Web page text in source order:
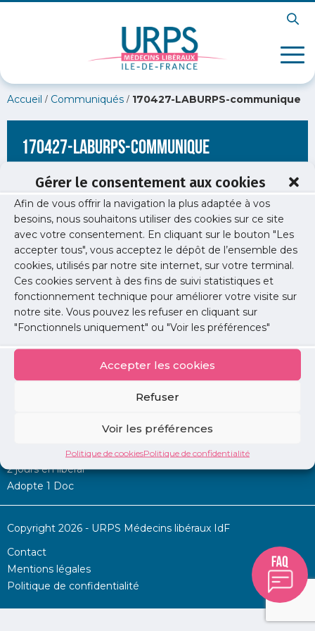
Gérer le consentement aux cookies
Afin de vous offrir la navigation la plus adaptée à vos
besoins, nous souhaitons utiliser des cookies sur ce site
avec votre consentement. En cliquant sur le bouton "Les
accepter tous", vous acceptez le dépôt de l’ensemble des
cookies, utilisés par notre site internet, sur votre terminal.
Ces cookies servent à des fins de suivi statistiques et
fonctionnement technique pour améliorer votre visite sur
notre site. Vous pouvez les refuser en cliquant sur
"Fonctionnels uniquement" ou "Voir les préférences"
Accepter les cookies
Refuser
Voir les préférences
Politique de cookiesPolitique de confidentialité
Accueil / Communiqués / 170427-LABURPS-communique
170427-LABURPS-communique
Permanence d’aide à l’installation
2 jours en libéral
Adopte 1 Doc
Copyright 2026 - URPS Médecins libéraux IdF
Contact
Mentions légales
Politique de confidentialité